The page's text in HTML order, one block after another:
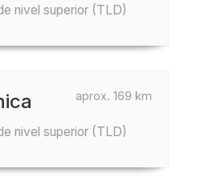
nivel superior (TLD)
aprox. 169 km
nivel superior (TLD)